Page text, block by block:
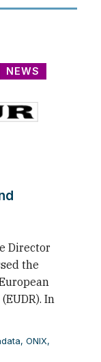
NEWS
Director
the
In
, ONIX,